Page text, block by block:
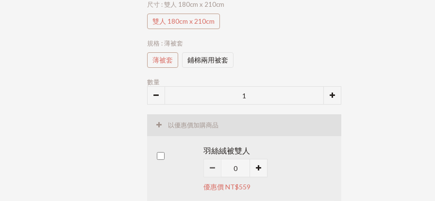
尺寸 : 雙人 180cm x 210cm
雙人 180cm x 210cm
規格 : 薄被套
薄被套 鋪棉兩用被套
數量
以優惠價加購商品
羽絲絨被雙人
優惠價 NT$559